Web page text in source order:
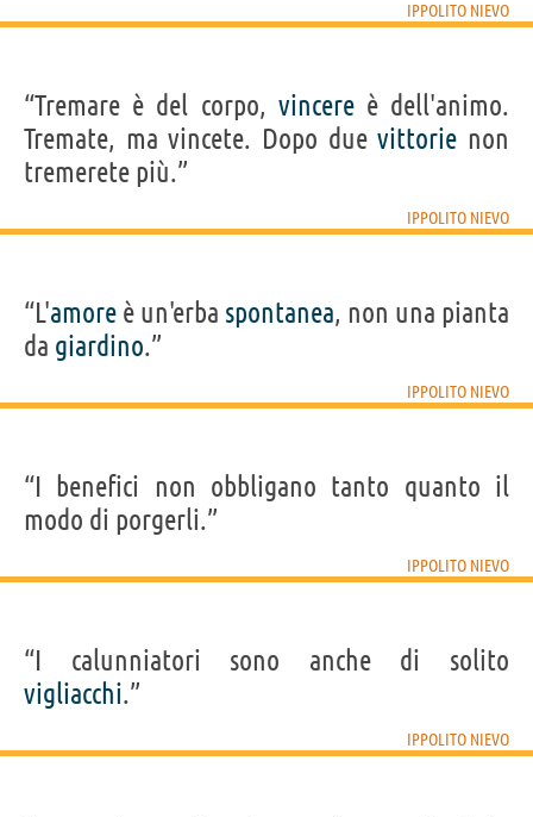
IPPOLITO NIEVO
“Tremare è del corpo, vincereè dell'animo.
Tremate, ma vincete. Dopo duevittorie non
tremerete più.”
IPPOLITO NIEVO
“L'amore è un'erba spontanea, non una pianta
da giardino.”
IPPOLITO NIEVO
“I benefici non obbligano tanto quanto il
modo di porgerli.”
IPPOLITO NIEVO
“I calunniatori sono anche di solito
vigliacchi.”
IPPOLITO NIEVO